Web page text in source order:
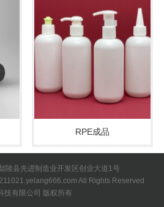
RPE成品
陵县先进制造业开发区创业大道1号
All Rights Reserved
技有限公司 版权所有